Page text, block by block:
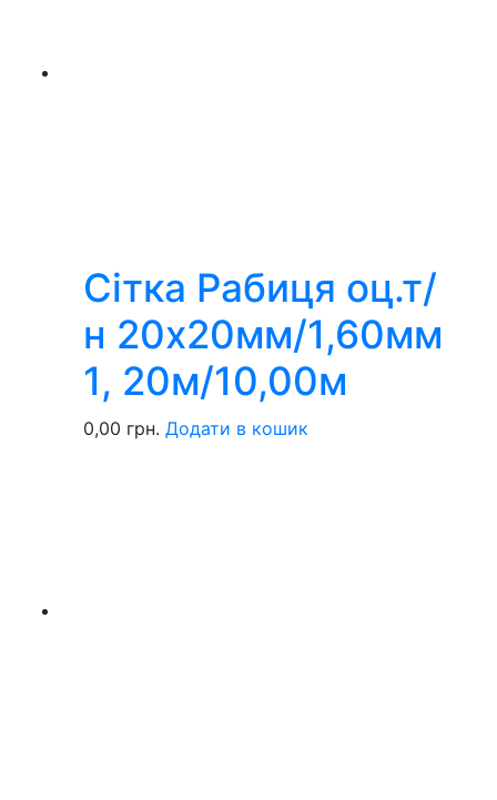
Сітка Рабиця оц.т/
н 20х20мм/1,60мм
1, 20м/10,00м
0,00 грн. Додати в кошик